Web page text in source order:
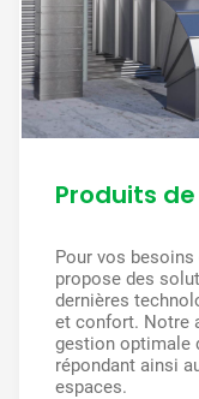
Produits
Pour vos besoins
propose des
dernières
et confort. Notre
gestion optimale
répondant ainsi
espaces.